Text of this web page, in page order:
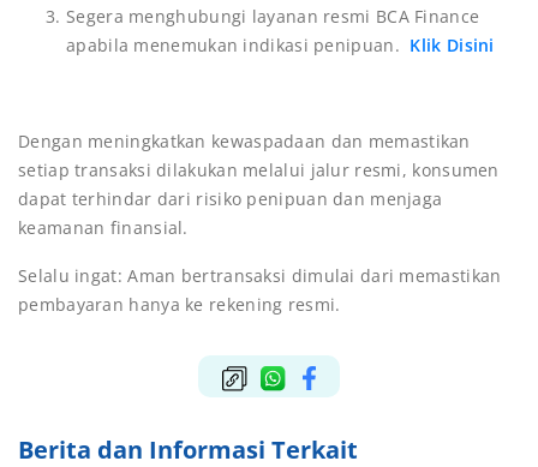
Segera menghubungi layanan resmi BCA Finance
apabila menemukan indikasi penipuan. Klik Disini
Dengan meningkatkan kewaspadaan dan memastikan
setiap transaksi dilakukan melalui jalur resmi, konsumen
dapat terhindar dari risiko penipuan dan menjaga
keamanan finansial.
Selalu ingat: Aman bertransaksi dimulai dari memastikan
pembayaran hanya ke rekening resmi.
Berita dan Informasi Terkait